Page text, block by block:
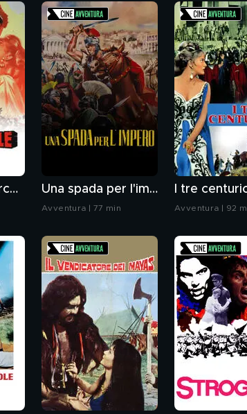
Ulisse contro Ercole Una spada per l'impero
Avventura | 77 min
I tre
Avventura | 92